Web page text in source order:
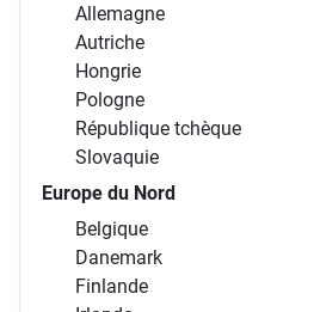
Allemagne
Autriche
Hongrie
Pologne
République tchèque
Slovaquie
Europe du Nord
Belgique
Danemark
Finlande